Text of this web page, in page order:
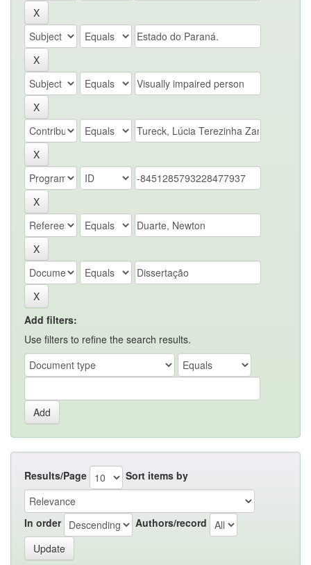
Add filters:
Use filters to refine the search results.
Results/Page Sort items by
In order Authors/record